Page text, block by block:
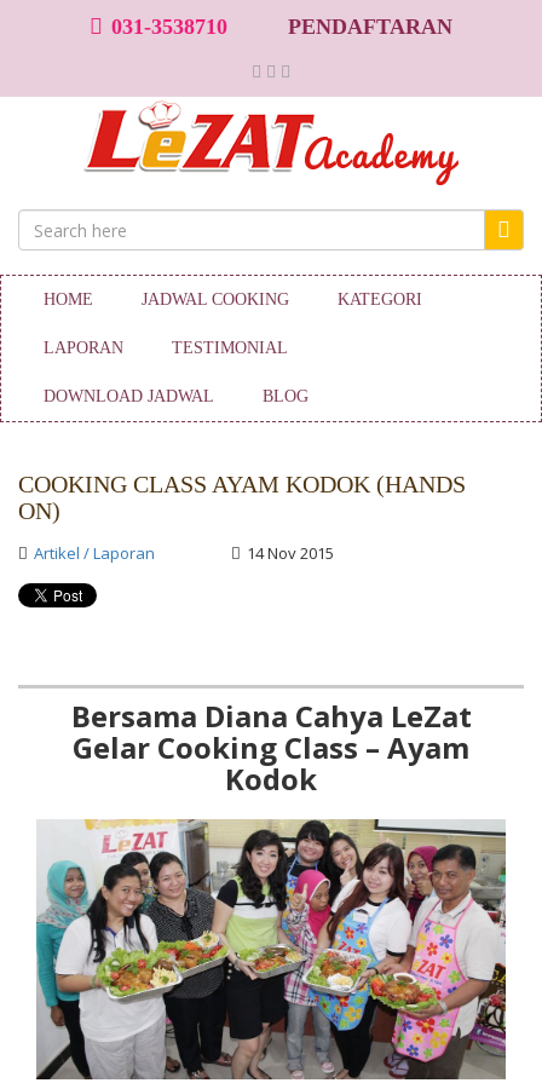
031-3538710 PENDAFTARAN
HOME JADWAL COOKING KATEGORI
LAPORAN TESTIMONIAL
DOWNLOAD JADWAL BLOG
COOKING CLASS AYAM KODOK (HANDS
ON)
Artikel / Laporan 14 Nov 2015
Bersama Diana Cahya LeZat
Gelar Cooking Class – Ayam
Kodok